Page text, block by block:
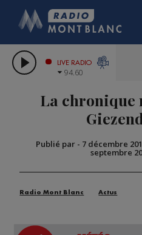
LES
CITIZEN
GRAND MASSIF
COMPAGNIE
LIVE RADIO
94.60
La chronique
Publié par - 7 décembre
septembre
Radio Mont Blanc Actus